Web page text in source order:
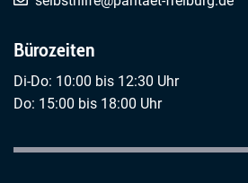
Bürozeiten
Di-Do: 10:00 bis 12:30 Uhr
Do: 15:00 bis 18:00 Uhr